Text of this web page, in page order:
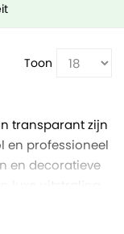
Toon
transparant zijn
en professioneel
en decoratieve